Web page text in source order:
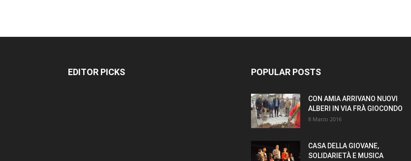
EDITOR PICKS POPULAR POSTS
CON AMIA ARRIVANO NUOVI
ALBERI IN VIA FRÀ GIOCONDO
8 Marzo 2016
CASA DELLA GIOVANE,
SOLIDARIETÀ E MUSICA